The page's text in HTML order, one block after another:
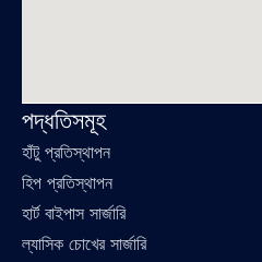
পদ্ধতিসমূহ
হাঁটু প্রতিস্থাপন
হিপ প্রতিস্থাপন
হার্ট বাইপাস সার্জারি
ল্যাসিক চোখের সার্জারি